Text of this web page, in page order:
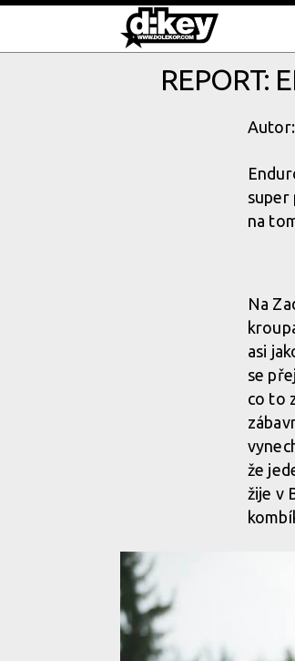
REPORT:
super
na
Na
asi
se
co to
že
žije v